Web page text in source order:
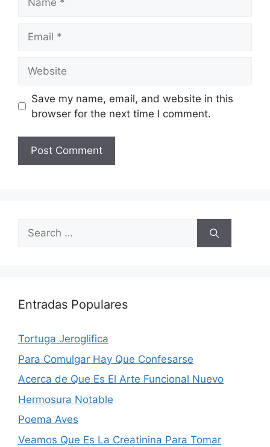
Save my name, email, and website in this
browser for the next time I comment.
Search
for:
Entradas Populares
Tortuga Jeroglifica
Para Comulgar Hay Que Confesarse
Acerca de Que Es El Arte Funcional Nuevo
Hermosura Notable
Poema Aves
Veamos Que Es La Creatinina Para Tomar